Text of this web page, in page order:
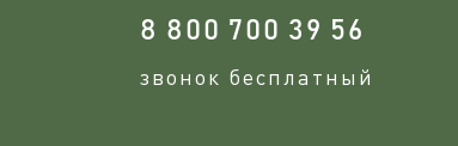
8 800 700 39 56
звонок бесплатный